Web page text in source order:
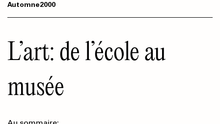
Automne2000
L’art: de l’école au
musée